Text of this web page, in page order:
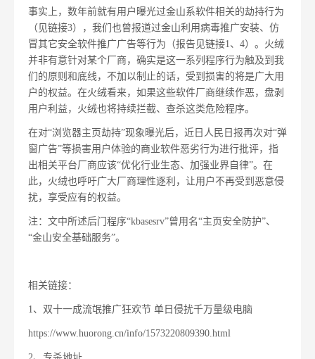
事实上，数年前就有用户曝光过金山系软件相关的劫持行为
（见链接3），我们也曾报道过金山利用病毒推广安装、仿
冒其它安全软件推广广告等行为（报告见链接1、4）。火绒
并非有意针对某个厂商，确实是这一系列程序行为触及到我
们的原则和底线，不加以制止的话，受到损害的将是广大用
户的权益。在火绒看来，如果这些软件厂商继续作恶，盘剥
用户利益，火绒也将持续拦截、查杀这类危险程序。
在对“浏览器主页劫持”现象曝光后，近日人民日报再次对“弹
窗广告”等损害用户体验的商业软件恶劣行为进行批评，指
出相关平台厂商应该“优化行业生态、加强业界自律”。在
此，火绒也呼吁广大厂商理性逐利，让用户不再受到恶意侵
扰，享受应有的权益。
注：文中所述后门程序“kbasesrv”曾用名“主页安全防护”、
“金山安全基础服务”。
相关链接：
1、双十一成流氓推广狂欢节 单日侵扰千万量级电脑
https://www.huorong.cn/info/1573220809390.html